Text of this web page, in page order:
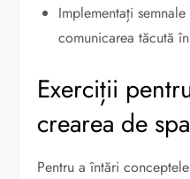
Implementați
comunicarea tăcută
Exerciții
crearea de
Pentru a întări